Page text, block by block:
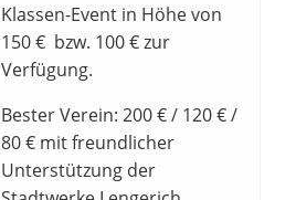
Klassen-Event in Höhe von
150 € bzw. 100 € zur
Verfügung.
Bester Verein: 200 € / 120 € /
80 € mit freundlicher
Unterstützung der